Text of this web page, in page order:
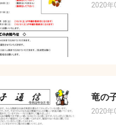
2020年
竜の
2020年